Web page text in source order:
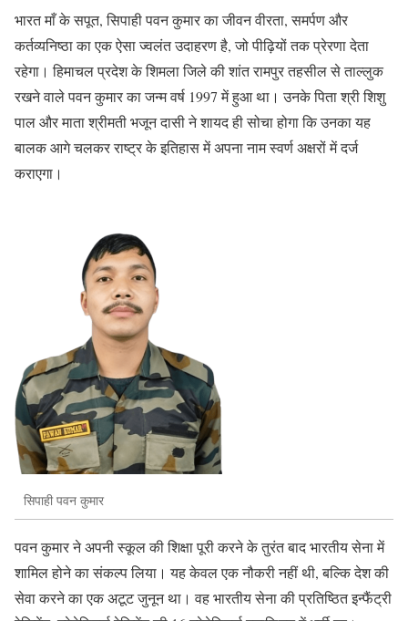
भारत माँ के सपूत, सिपाही पवन कुमार का जीवन वीरता, समर्पण और
कर्तव्यनिष्ठा का एक ऐसा ज्वलंत उदाहरण है, जो पीढ़ियों तक प्रेरणा देता
रहेगा। हिमाचल प्रदेश के शिमला जिले की शांत रामपुर तहसील से ताल्लुक
रखने वाले पवन कुमार का जन्म वर्ष 1997 में हुआ था। उनके पिता श्री शिशु
पाल और माता श्रीमती भजून दासी ने शायद ही सोचा होगा कि उनका यह
बालक आगे चलकर राष्ट्र के इतिहास में अपना नाम स्वर्ण अक्षरों में दर्ज
कराएगा।
सिपाही पवन कुमार
पवन कुमार ने अपनी स्कूल की शिक्षा पूरी करने के तुरंत बाद भारतीय सेना में
शामिल होने का संकल्प लिया। यह केवल एक नौकरी नहीं थी, बल्कि देश की
सेवा करने का एक अटूट जुनून था। वह भारतीय सेना की प्रतिष्ठित इन्फैंट्री